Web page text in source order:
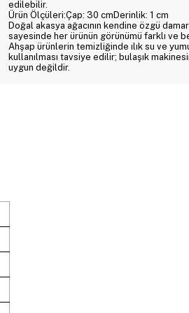
edilebilir.
Ürün Ölçüleri:Çap: 30 cmDerinlik: 1 cm
Doğal akasya ağacının kendine özgü damar
sayesinde her ürünün görünümü farklı ve
Ahşap ürünlerin temizliğinde ılık su ve
kullanılması tavsiye edilir; bulaşık
uygun değildir.